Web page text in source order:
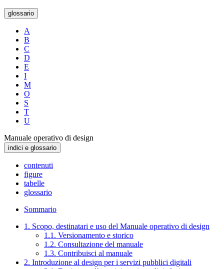
glossario
A
B
C
D
E
I
M
O
S
T
U
Manuale operativo di design
indici e glossario
contenuti
figure
tabelle
glossario
Sommario
1. Scopo, destinatari e uso del Manuale operativo di design
1.1. Versionamento e storico
1.2. Consultazione del manuale
1.3. Contribuisci al manuale
2. Introduzione al design per i servizi pubblici digitali